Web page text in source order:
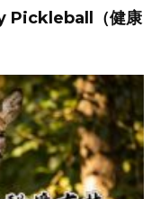
Pickleball（健康